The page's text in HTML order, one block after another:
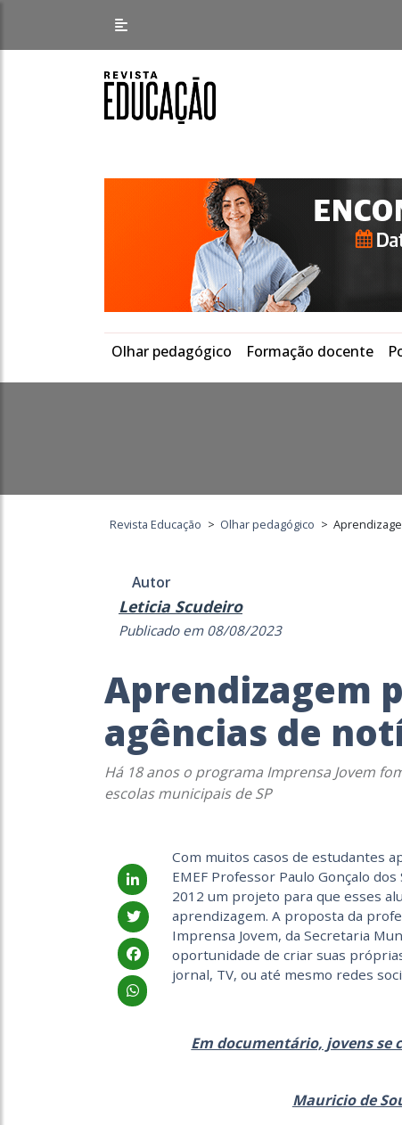
Olhar pedagógico Formação docente
Revista Educação > Olhar pedagógico >
Autor
Leticia Scudeiro
Publicado em 08/08/2023
Aprendizagem
agências de
Há 18 anos o programa Imprensa Jovem
escolas municipais de SP
Com muitos casos de estudantes
EMEF Professor Paulo Gonçalo
2012 um projeto para que esses
aprendizagem. A proposta da
Imprensa Jovem, da Secretaria
oportunidade de criar suas
jornal, TV, ou até mesmo redes
Em documentário, jovens
Mauricio de